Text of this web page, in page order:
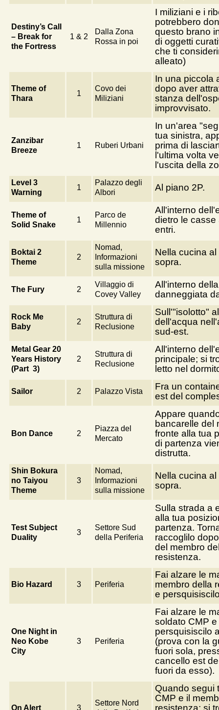
Destiny’s Call
– Break for
the Fortress
1 & 2
Dalla Zona
Rossa in poi
I miliziani e i
potrebbero
questo brano
di oggetti
che ti
alleato)
Theme of
Thara
1
Covo dei
Miliziani
In una piccola
dopo aver
stanza
improvvisato.
Zanzibar
Breeze
1 Ruberi Urbani
In un'area
tua sinistra,
prima di
l'ultima volta
l'uscita della
Level 3
Warning
1
Palazzo degli
Albori
Al piano 2P.
Theme of
Solid Snake
1
Parco de
Millennio
All'interno
dietro le casse
entri.
Boktai 2
Theme
2
Nomad,
Informazioni
sulla missione
Nella cucina
sopra.
The Fury 2
Villaggio di
Covey Valley
All'interno
danneggiata
Rock Me
Baby
2
Struttura di
Reclusione
Sull'"isolotto"
dell'acqua
sud-est.
Metal Gear 20
Years History
(Part 3)
2
Struttura di
Reclusione
All'interno
principale; si
letto nel
Sailor 2 Palazzo Vista
Fra un
est del
Bon Dance 2
Piazza del
Mercato
Appare
bancarelle del
fronte alla tua
di partenza
distrutta.
Shin Bokura
no Taiyou
Theme
3
Nomad,
Informazioni
sulla missione
Nella cucina
sopra.
Test Subject
Duality
3
Settore Sud
della Periferia
Sulla strada a
alla tua
partenza.
raccoglilo
del membro
resistenza.
Bio Hazard 3 Periferia
Fai alzare le
membro della
e
One Night in
Neo Kobe
City
3 Periferia
Fai alzare le
soldato CMP e
persquisiscilo
(prova con la
fuori sola,
cancello est
fuori da esso).
On Alert 3
Settore Nord
Quando segui
CMP e il
resistenza; si